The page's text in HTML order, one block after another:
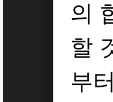
의
할
부